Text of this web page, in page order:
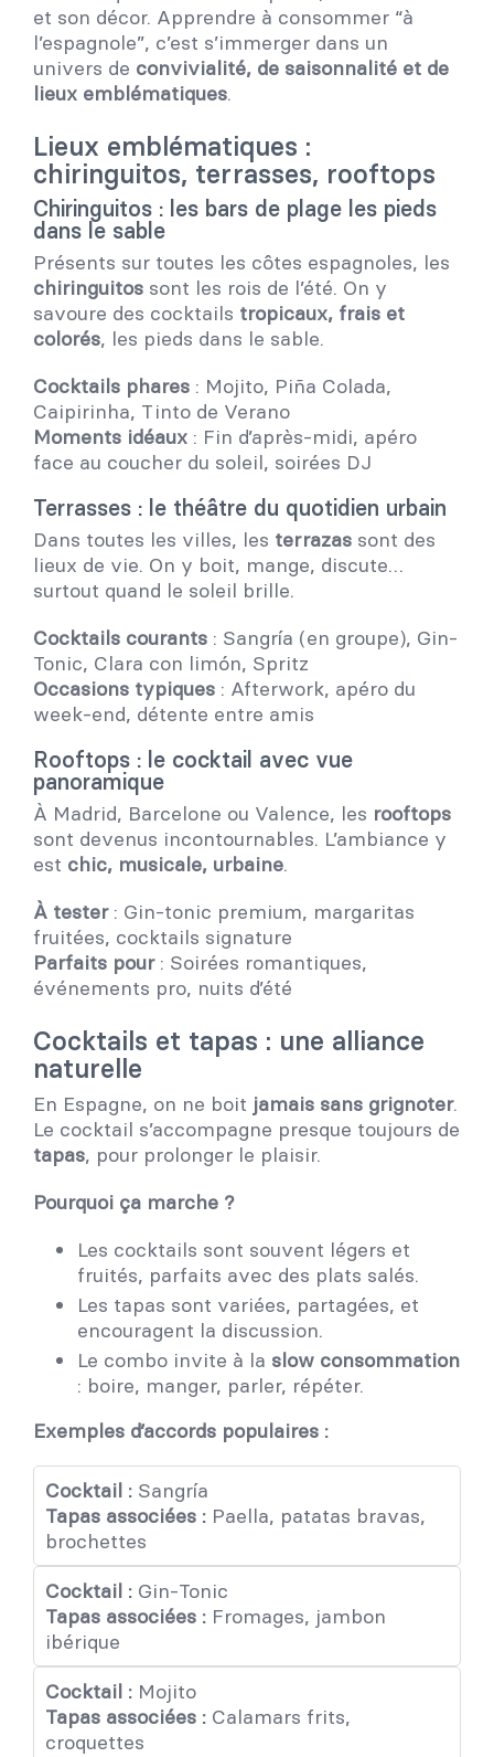
et son décor. Apprendre à consommer “à
l’espagnole”, c’est s’immerger dans un
univers de convivialité, de saisonnalité et de
lieux emblématiques.
Lieux emblématiques :
chiringuitos, terrasses, rooftops
Chiringuitos : les bars de plage les pieds
dans le sable
Présents sur toutes les côtes espagnoles, les
chiringuitossont les rois de l’été. On y
savoure des cocktails tropicaux, frais et
colorés, les pieds dans le sable.
Cocktails phares: Mojito, Piña Colada,
Caipirinha, Tinto de Verano
Moments idéaux: Fin d’après-midi, apéro
face au coucher du soleil, soirées DJ
Terrasses : le théâtre du quotidien urbain
Dans toutes les villes, les terrazassont des
lieux de vie. On y boit, mange, discute…
surtout quand le soleil brille.
Cocktails courants: Sangría (en groupe), Gin-
Tonic, Clara con limón, Spritz
Occasions typiques: Afterwork, apéro du
week-end, détente entre amis
Rooftops : le cocktail avec vue
panoramique
À Madrid, Barcelone ou Valence, les rooftops
sont devenus incontournables. L’ambiance y
est chic, musicale, urbaine.
À tester: Gin-tonic premium, margaritas
fruitées, cocktails signature
Parfaits pour: Soirées romantiques,
événements pro, nuits d’été
Cocktails et tapas : une alliance
naturelle
En Espagne, on ne boit jamais sans grignoter.
Le cocktail s’accompagne presque toujours de
tapas, pour prolonger le plaisir.
Pourquoi ça marche ?
Les cocktails sont souvent légers et
fruités, parfaits avec des plats salés.
Les tapas sont variées, partagées, et
encouragent la discussion.
Le combo invite à la slow consommation
: boire, manger, parler, répéter.
Exemples d’accords populaires :
Cocktail :Sangría
Tapas associées :Paella, patatas bravas,
brochettes
Cocktail :Gin-Tonic
Tapas associées :Fromages, jambon
ibérique
Cocktail :Mojito
Tapas associées :Calamars frits,
croquettes